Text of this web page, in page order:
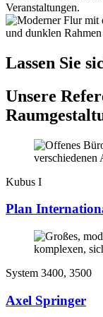
Lassen Sie
Unsere
Kubus I
Plan
System 3400, 3500
Axel Springer